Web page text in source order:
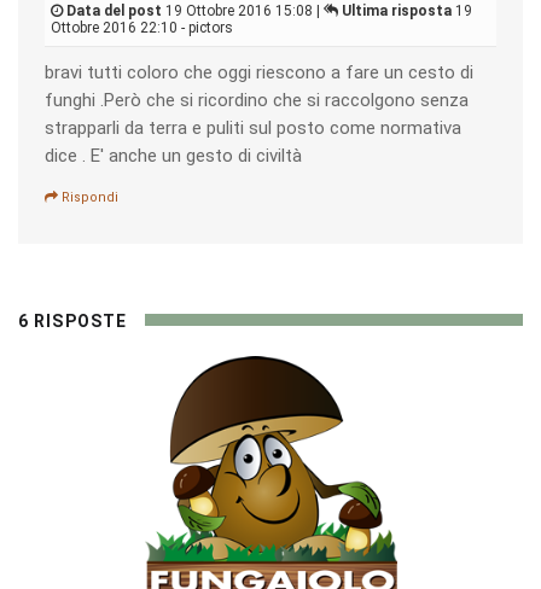
Data del post 19 Ottobre 2016 15:08 | Ultima risposta 19
Ottobre 2016 22:10 - pictors
bravi tutti coloro che oggi riescono a fare un cesto di
funghi .Però che si ricordino che si raccolgono senza
strapparli da terra e puliti sul posto come normativa
dice . E' anche un gesto di civiltà
Rispondi
6 RISPOSTE